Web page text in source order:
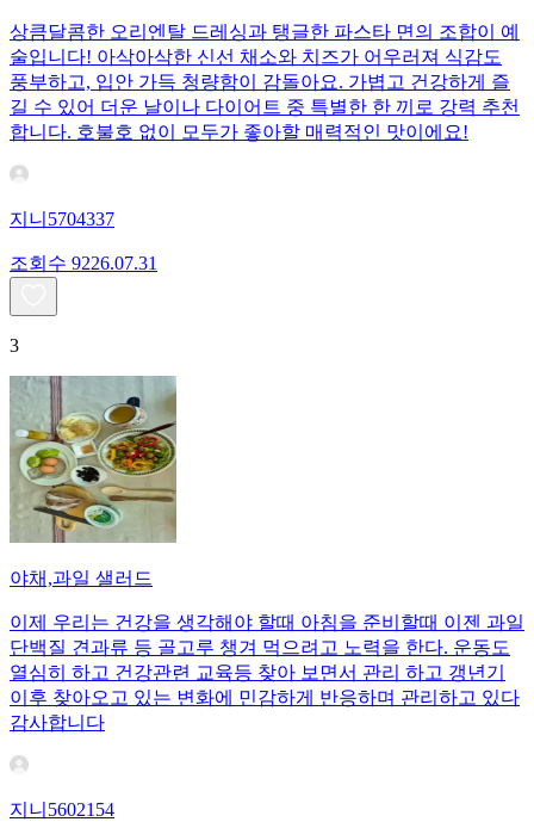
상큼달콤한 오리엔탈 드레싱과 탱글한 파스타 면의 조합이 예
술입니다! 아삭아삭한 신선 채소와 치즈가 어우러져 식감도
풍부하고, 입안 가득 청량함이 감돌아요. 가볍고 건강하게 즐
길 수 있어 더운 날이나 다이어트 중 특별한 한 끼로 강력 추천
합니다. 호불호 없이 모두가 좋아할 매력적인 맛이에요!
지니5704337
조회수 9226.07.31
3
야채,과일 샐러드
이제 우리는 건강을 생각해야 할때 아침을 준비할때 이젠 과일
단백질 견과류 등 골고루 챙겨 먹으려고 노력을 한다. 운동도
열심히 하고 건강관련 교육등 찾아 보면서 관리 하고 갱년기
이후 찾아오고 있는 변화에 민감하게 반응하며 관리하고 있다
감사합니다
지니5602154